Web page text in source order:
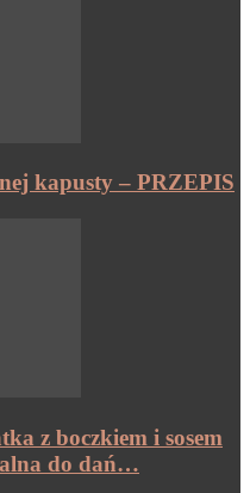
kapusty – PRZEPIS
z boczkiem i sosem
do dań…